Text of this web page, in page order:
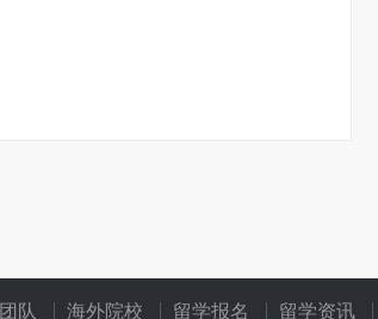
队 海外院校 留学报名 留学资讯